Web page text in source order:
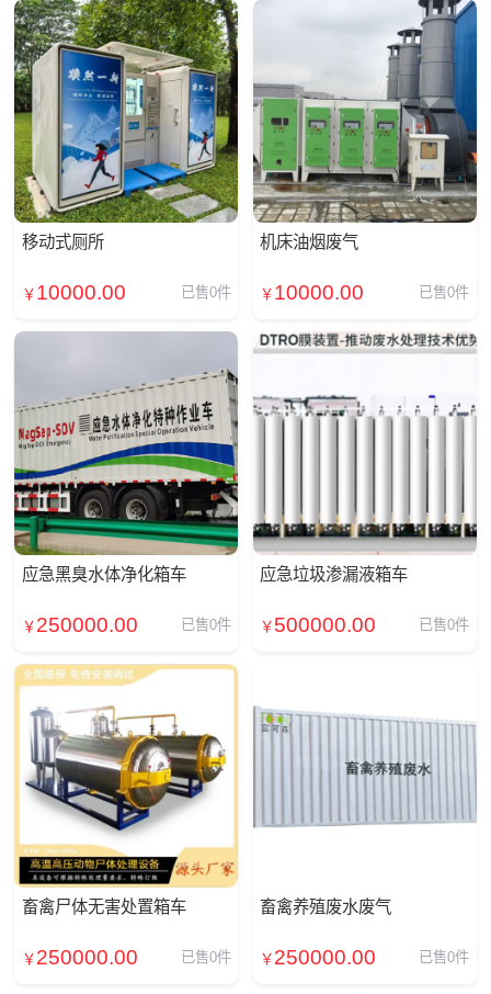
移动式厕所
￥ 10000.00 已售0件
机床油烟废气
￥ 10000.00 已售0件
应急黑臭水体净化箱车
￥ 250000.00 已售0件
应急垃圾渗漏液箱车
￥ 500000.00 已售0件
畜禽尸体无害处置箱车
￥ 250000.00 已售0件
畜禽养殖废水废气
￥ 250000.00 已售0件